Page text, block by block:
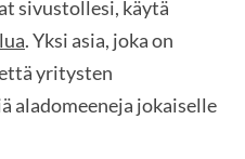
sivustollesi, käytä
. Yksi asia, joka on
yritysten
aladomeeneja jokaiselle